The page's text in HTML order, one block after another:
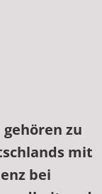
Facebook
zu
zu
mit
bei